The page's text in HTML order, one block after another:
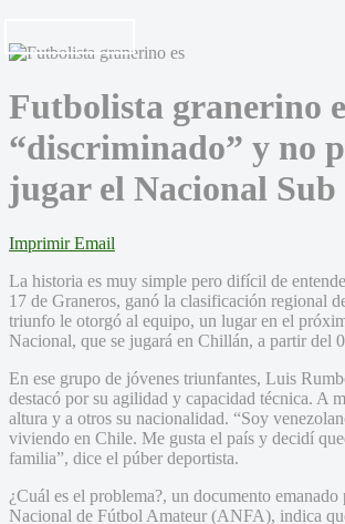
Futbolista granerino
“discriminado” y no
jugar el Nacional Sub
Imprimir Email
La historia es muy simple pero difícil de
17 de Graneros, ganó la clasificación regional
triunfo le otorgó al equipo, un lugar en el
Nacional, que se jugará en Chillán, a partir del
En ese grupo de jóvenes triunfantes, Luis
destacó por su agilidad y capacidad técnica. A
altura y a otros su nacionalidad. “Soy
viviendo en Chile. Me gusta el país y decidí
familia”, dice el púber deportista.
¿Cuál es el problema?, un documento
Nacional de Fútbol Amateur (ANFA), indica